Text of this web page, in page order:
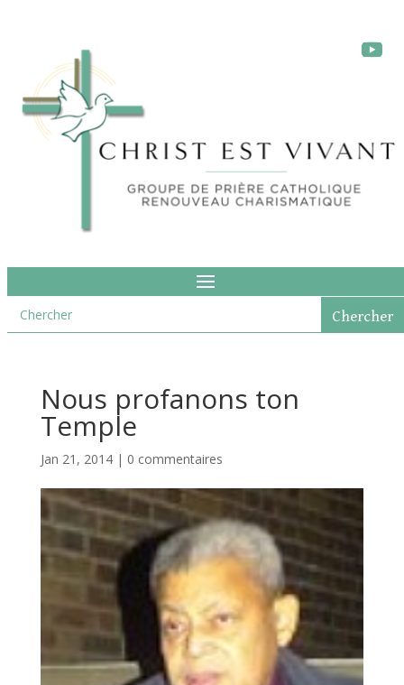
Nous profanons ton
Temple
Jan 21, 2014| 0 commentaires